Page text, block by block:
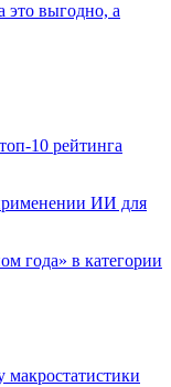
это выгодно, а
10 рейтинга
ИИ для
года» в категории